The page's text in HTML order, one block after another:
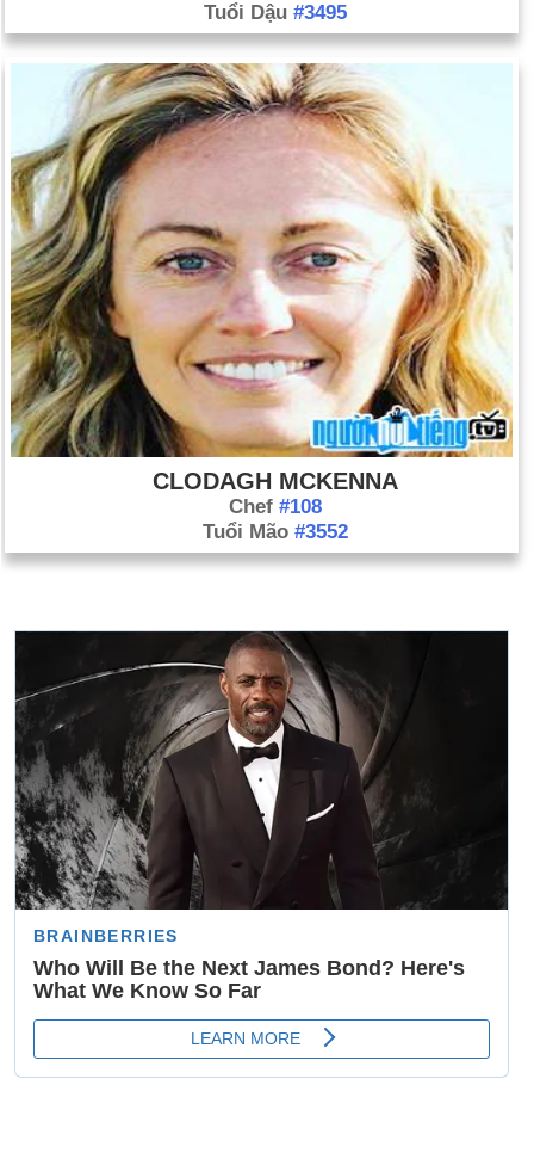
Tuổi Dậu #3495
CLODAGH MCKENNA
Chef #108
Tuổi Mão #3552